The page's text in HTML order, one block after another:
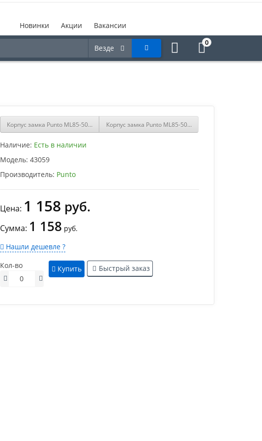
Новинки Акции Вакансии
Везде
0
Корпус замка Punto ML85-50 CP (хром)Корпус замка Punto ML85-50 WH (белый)
Наличие: Есть в наличии
Модель: 43059
Производитель: Punto
Цена: 1 158 руб.
Сумма: 1 158 руб.
Нашли дешевле ?
Кол-во
Купить Быстрый заказ